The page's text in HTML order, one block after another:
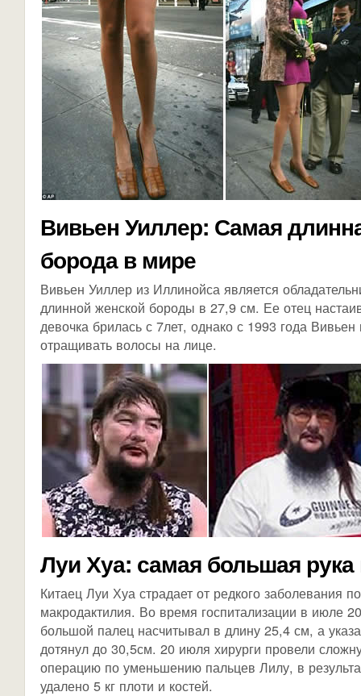
Вивьен Уиллер: Самая
борода в мире
Вивьен Уиллер из Иллинойса является
длинной женской бороды в 27,9 см. Ее отец
девочка брилась с 7лет, однако с 1993 года Вивьен
отращивать волосы на лице.
Луи Хуа: самая большая
Китаец Луи Хуа страдает от редкого заболевания
макродактилия. Во время госпитализации в июле
большой палец насчитывал в длину 25,4 см, а
дотянул до 30,5см. 20 июля хирурги провели
операцию по уменьшению пальцев Лилу, в
удалено 5 кг плоти и костей.